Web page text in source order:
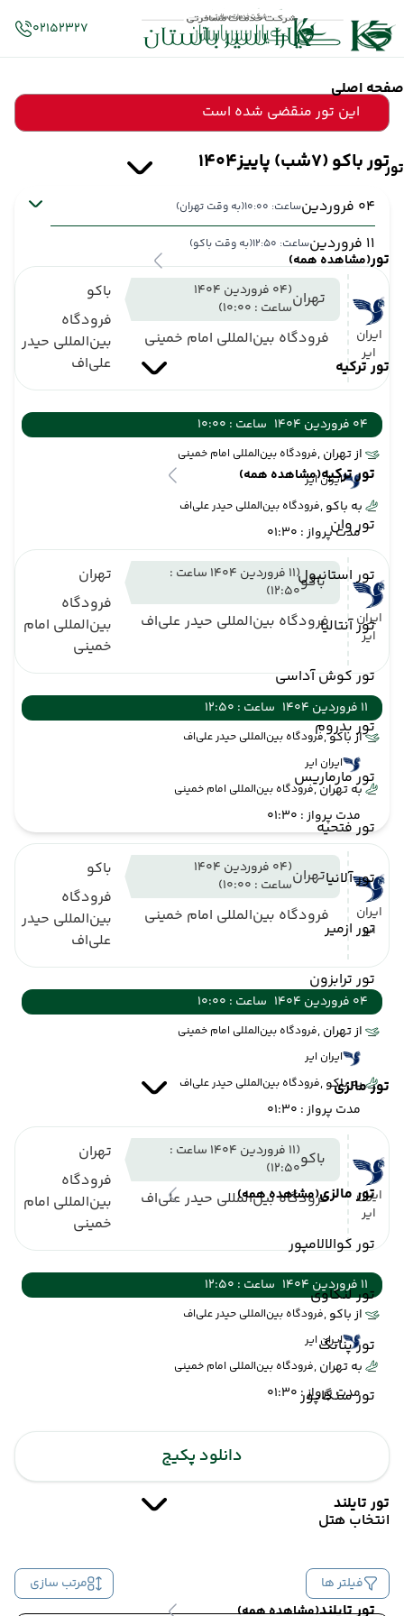
صفحه اصلی
تور
تور(مشاهده همه)
تور ترکیه
تور ترکیه(مشاهده همه)
تور وان
تور استانبول
تور آنتالیا
تور کوش آداسی
تور بدروم
تور مارماریس
تور فتحیه
تور آلانیا
تور ازمیر
تور ترابزون
تور مالزی
تور مالزی(مشاهده همه)
تور کوالالامپور
تور لنکاوی
تور پنانگ
تور سنگاپور
تور تایلند
تور تایلند(مشاهده همه)
02152327
این تور منقضی شده است
تور باکو (7شب) پاییز1404
04 فروردین ساعت: 10:00 (به وقت تهران)
11 فروردین ساعت: 12:50 (به وقت باکو)
ایران
ایر
تهران
(04 فروردین 1404
ساعت : 10:00)
فرودگاه بین‌المللی امام خمینی
باکو
فرودگاه
بین‌المللی حیدر
علی‌اف
04 فروردین 1404
ساعت : 10:00
از تهران ,فرودگاه بین‌المللی امام خمینی
ایران ایر
به باکو ,فرودگاه بین‌المللی حیدر علی‌اف
مدت پرواز : 01:30
ایران
ایر
باکو
(11 فروردین 1404 ساعت :
12:50)
فرودگاه بین‌المللی حیدر علی‌اف
تهران
فرودگاه
بین‌المللی امام
خمینی
11 فروردین 1404
ساعت : 12:50
از باکو ,فرودگاه بین‌المللی حیدر علی‌اف
ایران ایر
به تهران ,فرودگاه بین‌المللی امام خمینی
مدت پرواز : 01:30
ایران
ایر
تهران
(04 فروردین 1404
ساعت : 10:00)
فرودگاه بین‌المللی امام خمینی
باکو
فرودگاه
بین‌المللی حیدر
علی‌اف
04 فروردین 1404
ساعت : 10:00
از تهران ,فرودگاه بین‌المللی امام خمینی
ایران ایر
به باکو ,فرودگاه بین‌المللی حیدر علی‌اف
مدت پرواز : 01:30
ایران
ایر
باکو
(11 فروردین 1404 ساعت :
12:50)
فرودگاه بین‌المللی حیدر علی‌اف
تهران
فرودگاه
بین‌المللی امام
خمینی
11 فروردین 1404
ساعت : 12:50
از باکو ,فرودگاه بین‌المللی حیدر علی‌اف
ایران ایر
به تهران ,فرودگاه بین‌المللی امام خمینی
مدت پرواز : 01:30
دانلود پکیج
انتخاب هتل
فیلتر ها مرتب سازی